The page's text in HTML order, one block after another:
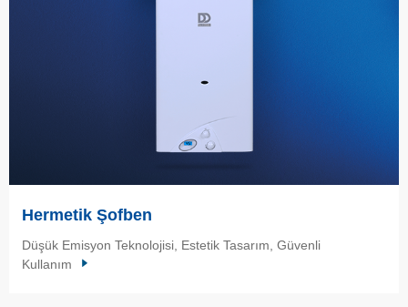
Hermetik Şofben
Düşük Emisyon Teknolojisi, Estetik Tasarım, Güvenli
Kullanım